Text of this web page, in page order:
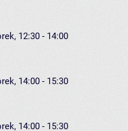
12:30 - 14:00
14:00 - 15:30
14:00 - 15:30